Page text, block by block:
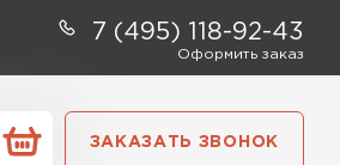
7 (495) 118-92-43
Оформить заказ
ЗАКАЗАТЬ ЗВОНОК